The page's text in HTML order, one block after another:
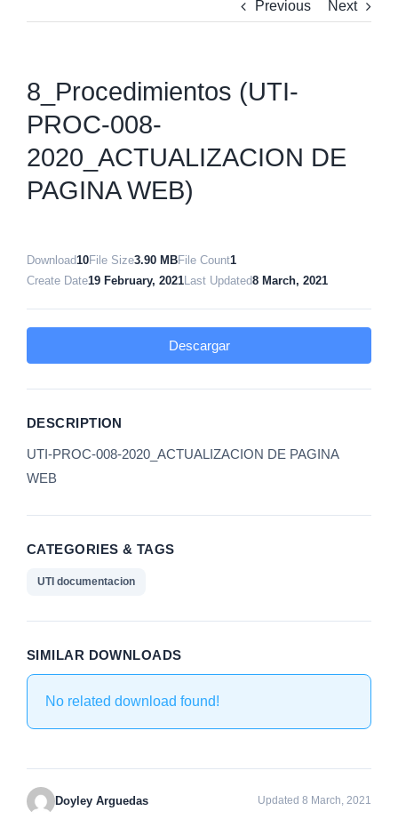
Previous Next
8_Procedimientos (UTI-
PROC-008-
2020_ACTUALIZACION DE
PAGINA WEB)
Download 10File Size3.90 MBFile Count1
Create Date19 February, 2021 Last Updated8 March, 2021
Descargar
DESCRIPTION
UTI-PROC-008-2020_ACTUALIZACION DE PAGINA
WEB
CATEGORIES & TAGS
UTI documentacion
SIMILAR DOWNLOADS
No related download found!
Doyley Arguedas Updated 8 March, 2021